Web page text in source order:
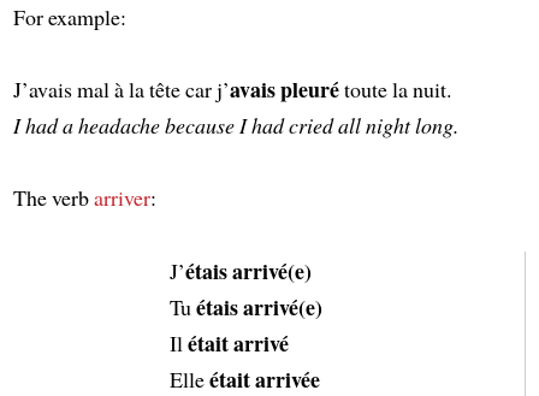
For example:
J’avais mal à la tête car j’avais pleurétoute la nuit.
I had a headache because I had cried all night long.
The verbarriver:
J’étais arrivé(e)
Tuétais arrivé(e)
Ilétait arrivé
Elleétait arrivée